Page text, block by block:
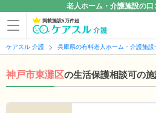
老人ホーム・介護施設の口
掲載施設5万件超
ケアスル 介護 兵庫県の有料老人ホーム・介護施設
神戸市東灘区の生活保護相談可の